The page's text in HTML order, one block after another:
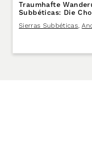
Traumhafte
Subbéticas: Die
Sierras Subbéticas,